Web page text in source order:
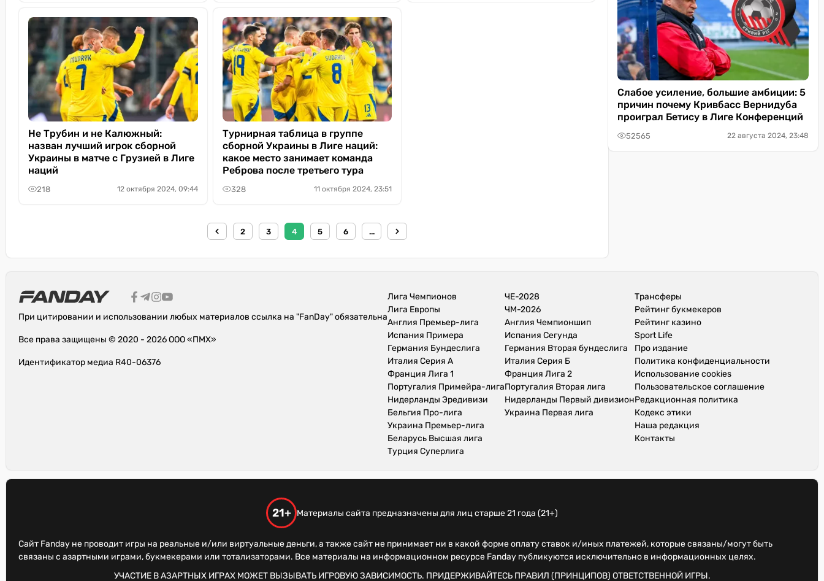
Не Трубин и не Калюжный:
назван лучший игрок сборной
Украины в матче с Грузией в Лиге
наций
218 12 октября 2024, 09:44
Турнирная таблица в группе
сборной Украины в Лиге наций:
какое место занимает команда
Реброва после третьего тура
328 11 октября 2024, 23:51
2 3 4 5 6 ...
Слабое усиление, большие амбиции: 5
причин почему Кривбасс Вернидуба
проиграл Бетису в Лиге Конференций
52565 22 августа 2024, 23:48
При цитировании и использовании любых материалов ссылка на "FanDay" обязательна
Все права защищены © 2020 - 2026 ООО «ПМХ»
Идентификатор медиа R40-06376
Лига Чемпионов
Лига Европы
Англия Премьер-лига
Испания Примера
Германия Бундеслига
Италия Серия А
Франция Лига 1
Португалия Примейра-лига
Нидерланды Эредивизи
Бельгия Про-лига
Украина Премьер-лига
Беларусь Высшая лига
Турция Суперлига
ЧЕ-2028
ЧМ-2026
Англия Чемпионшип
Испания Сегунда
Германия Вторая бундеслига
Италия Серия Б
Франция Лига 2
Португалия Вторая лига
Нидерланды Первый дивизион
Украина Первая лига
Трансферы
Рейтинг букмекеров
Рейтинг казино
Sport Life
Про издание
Политика конфиденциальности
Использование cookies
Пользовательское соглашение
Редакционная политика
Кодекс этики
Наша редакция
Контакты
21+ Материалы сайта предназначены для лиц старше 21 года (21+)
Сайт Fanday не проводит игры на реальные и/или виртуальные деньги, а также сайт не принимает ни в какой форме оплату ставок и/иных платежей, которые связаны/могут быть
связаны с азартными играми, букмекерами или тотализаторами. Все материалы на информационном ресурсе Fanday публикуются исключительно в информационных целях.
УЧАСТИЕ В АЗАРТНЫХ ИГРАХ МОЖЕТ ВЫЗЫВАТЬ ИГРОВУЮ ЗАВИСИМОСТЬ. ПРИДЕРЖИВАЙТЕСЬ ПРАВИЛ (ПРИНЦИПОВ) ОТВЕТСТВЕННОЙ ИГРЫ.